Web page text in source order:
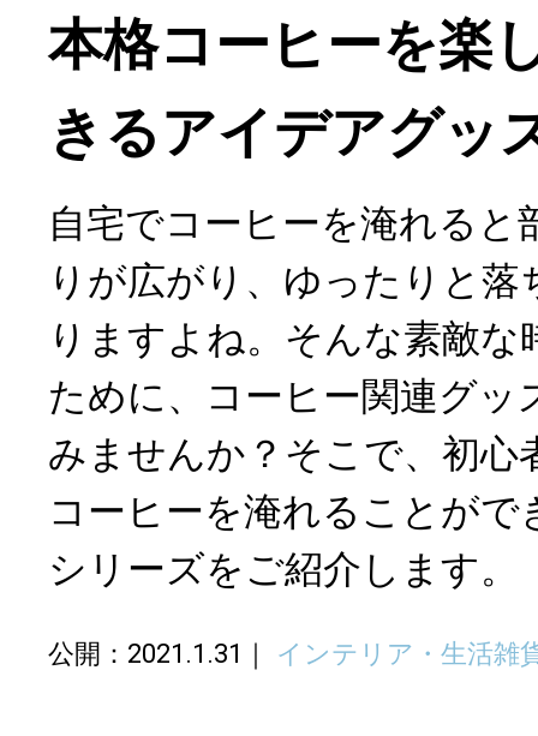
本格コーヒーを楽
きるアイデアグッ
自宅でコーヒーを淹れると
りが広がり、ゆったりと
りますよね。そんな素敵
ために、コーヒー関連グッ
みませんか？そこで、初心
コーヒーを淹れることがで
シリーズをご紹介します。
公開：2021.1.31 インテリア・生活雑